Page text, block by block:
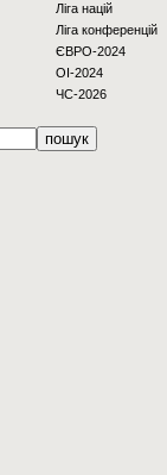
Ліга націй
Ліга конференцій
ЄВРО-2024
OI-2024
ЧС-2026